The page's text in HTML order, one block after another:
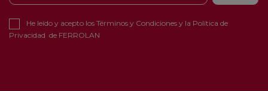
He leído y acepto los Términos y Condiciones y la Política de
Privacidad de FERROLAN